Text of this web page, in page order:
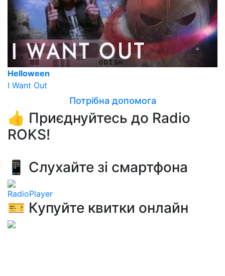
Helloween
I Want Out
Потрібна допомога
👍 Приєднуйтесь до Radio
ROKS!
📱 Слухайте зі смартфона
RadioPlayer
🎫 Купуйте квитки онлайн